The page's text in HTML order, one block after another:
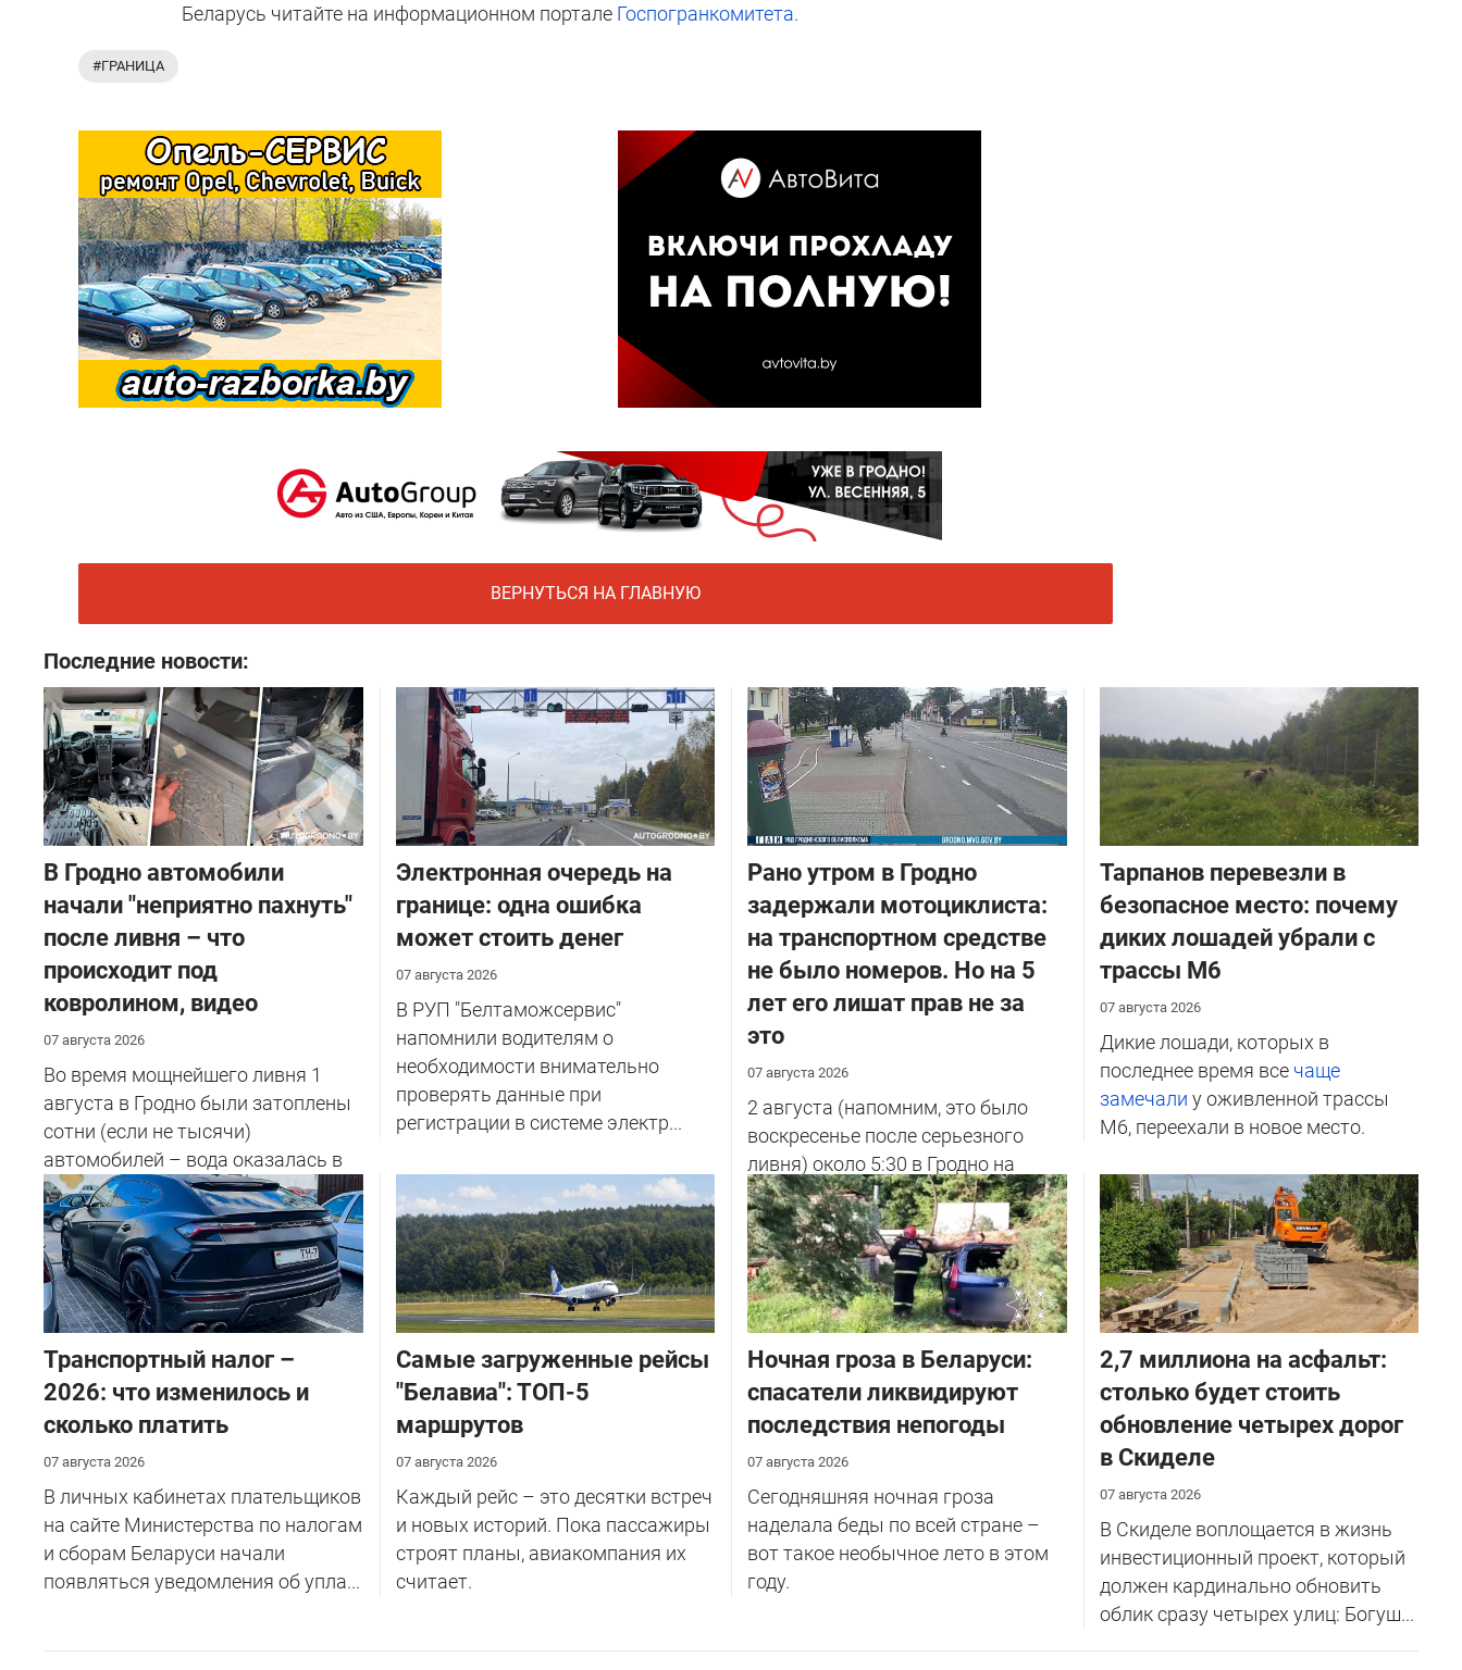
Беларусь читайте на информационном портале Госпогранкомитета.
#ГРАНИЦА
ВЕРНУТЬСЯ НА ГЛАВНУЮ
Последние новости:
В Гродно автомобили
начали "неприятно пахнуть"
после ливня – что
происходит под
ковролином, видео
07 августа 2026
Во время мощнейшего ливня 1
августа в Гродно были затоплены
сотни (если не тысячи)
автомобилей – вода оказалась в
салоне...
Электронная очередь на
границе: одна ошибка
может стоить денег
07 августа 2026
В РУП "Белтаможсервис"
напомнили водителям о
необходимости внимательно
проверять данные при
регистрации в системе электр...
Рано утром в Гродно
задержали мотоциклиста:
на транспортном средстве
не было номеров. Но на 5
лет его лишат прав не за
это
07 августа 2026
2 августа (напомним, это было
воскресенье после серьезного
ливня) около 5:30 в Гродно на
улице Советских Пограничников
у...
Тарпанов перевезли в
безопасное место: почему
диких лошадей убрали с
трассы М6
07 августа 2026
Дикие лошади, которых в
последнее время все чаще
замечали у оживленной трассы
М6, переехали в новое место.
Транспортный налог –
2026: что изменилось и
сколько платить
07 августа 2026
В личных кабинетах плательщиков
на сайте Министерства по налогам
и сборам Беларуси начали
появляться уведомления об упла...
Самые загруженные рейсы
"Белавиа": ТОП-5
маршрутов
07 августа 2026
Каждый рейс – это десятки встреч
и новых историй. Пока пассажиры
строят планы, авиакомпания их
считает.
Ночная гроза в Беларуси:
спасатели ликвидируют
последствия непогоды
07 августа 2026
Сегодняшняя ночная гроза
наделала беды по всей стране –
вот такое необычное лето в этом
году.
2,7 миллиона на асфальт:
столько будет стоить
обновление четырех дорог
в Скиделе
07 августа 2026
В Скиделе воплощается в жизнь
инвестиционный проект, который
должен кардинально обновить
облик сразу четырех улиц: Богуш...